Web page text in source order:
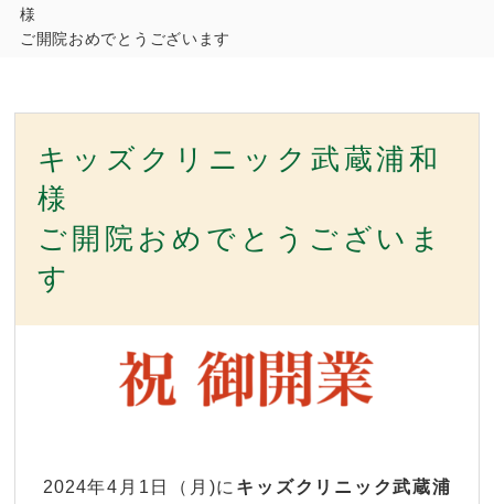
様
ご開院おめでとうございます
キッズクリニック武蔵浦和
様
ご開院おめでとうございま
す
2024年4月1 日（月)に キッズクリニック武蔵浦